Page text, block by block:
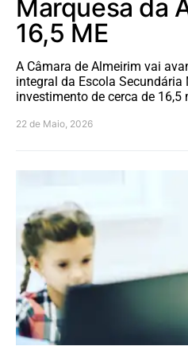
Marquesa da
16,5 ME
A Câmara de Almeirim vai
integral da Escola Secundária
investimento de cerca de 16,5
22 de Maio, 2026